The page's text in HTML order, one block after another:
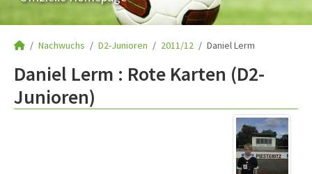
Nachwuchs D2-Junioren 2011/12 Daniel Lerm
Daniel Lerm : Rote Karten (D2-
Junioren)